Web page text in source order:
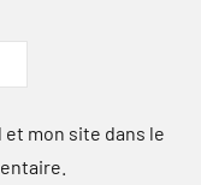
mon site dans le